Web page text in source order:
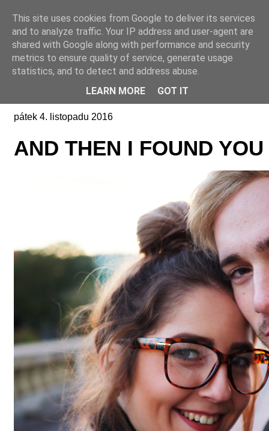
Online casino CZ
pátek 4. listopadu 2016
AND THEN I FOUND YOU
This site uses cookies from Google to deliver its services
and to analyze traffic. Your IP address and user-agent are
shared with Google along with performance and security
metrics to ensure quality of service, generate usage
statistics, and to detect and address abuse.
LEARN MORE
GOT IT